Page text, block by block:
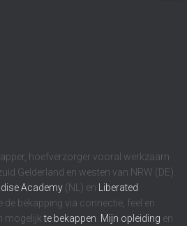
hoefverzorger vooral werkzaam
Gelderland en westen van NRW (DE).
Academy (NL) en
Liberated
de bekapping via connectie, feel en
mogelijkte bekappen Mijn opleiding en